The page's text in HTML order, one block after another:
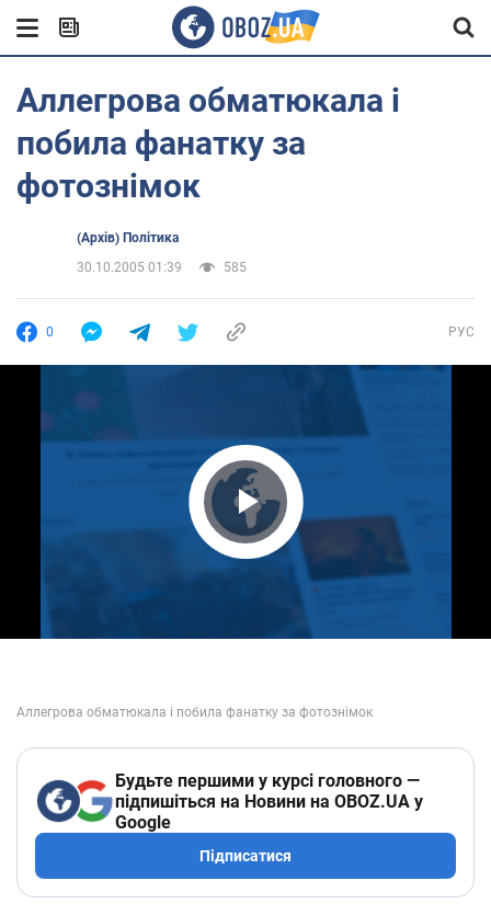
Аллегрова обматюкала і
побила фанатку за
фотознімок
(Архів) Політика
30.10.2005 01:39
585
0 РУС
Play Video
Будьте першими у курсі головного —
підпишіться на Новини на OBOZ.UA у
Google
Підписатися